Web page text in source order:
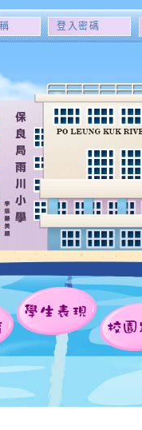
登
名
稱
登
密
碼
學生表現
校